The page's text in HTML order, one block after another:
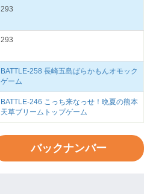
293
293
BATTLE-258 長崎五島ばらかもんオモック
ゲーム
BATTLE-246 こっち来なっせ！晩夏の熊本
天草ブリームトップゲーム
バックナンバー